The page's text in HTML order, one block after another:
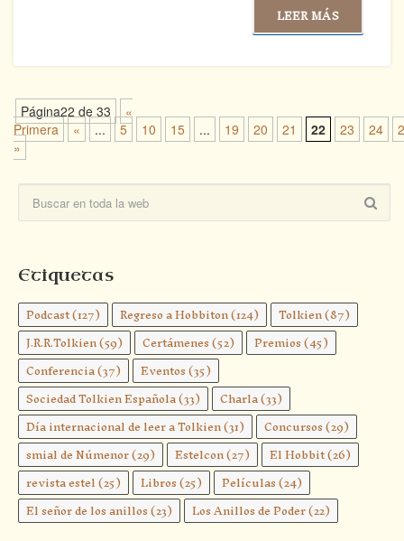
LEER MÁS
Página22 de 33
«
Primera
« ... 5 10 15 ... 19 20 21 22 23 24
»
Etiquetas
Podcast(127) Regreso a Hobbiton(124) Tolkien(87)
J.R.R.Tolkien(59) Certámenes(52) Premios(45)
Conferencia(37) Eventos(35)
Sociedad Tolkien Española(33) Charla(33)
Día internacional de leer a Tolkien(31) Concursos(29)
smial de Númenor(29) Estelcon(27) El Hobbit(26)
revista estel(25) Libros(25) Películas(24)
El señor de los anillos(23) Los Anillos de Poder(22)